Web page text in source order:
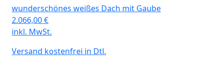
wunderschönes weißes Dach mit Gaube
2.066,00€
inkl. MwSt.
Versand kostenfrei in Dtl.